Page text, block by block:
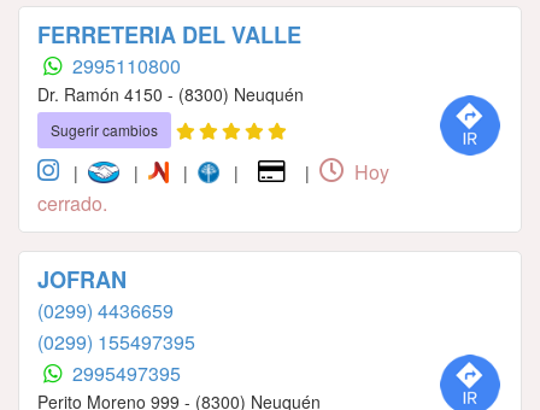
FERRETERIA DEL VALLE
2995110800
Dr. Ramón 4150 - (8300) Neuquén
Sugerir cambios
| | | | |
Hoy
cerrado.
JOFRAN
(0299) 4436659
(0299) 155497395
2995497395
Perito Moreno 999 - (8300) Neuquén